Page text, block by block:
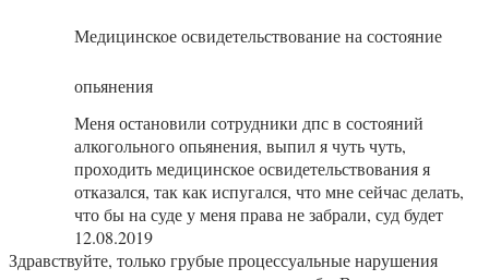
Медицинское освидетельствование на состояние
опьянения
Меня остановили сотрудники дпс в состояний
алкогольного опьянения, выпил я чуть чуть,
проходить медицинское освидетельствования я
отказался, так как испугался, что мне сейчас делать,
что бы на суде у меня права не забрали, суд будет
12.08.2019
Здравствуйте, только грубые процессуальные нарушения